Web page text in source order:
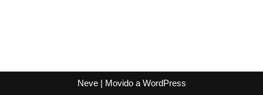
Neve| Movido a WordPress